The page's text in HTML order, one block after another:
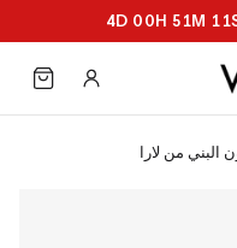
4D 00H 51M 10
البني من لارا